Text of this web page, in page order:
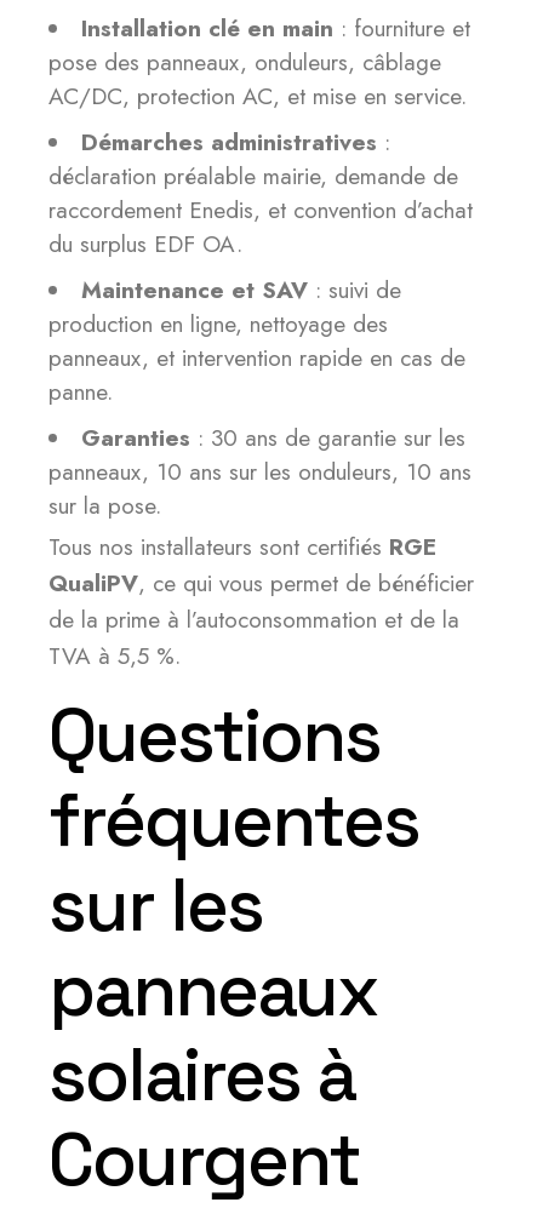
Installation clé en main : fourniture et
pose des panneaux, onduleurs, câblage
AC/DC, protection AC, et mise en service.
Démarches administratives :
déclaration préalable mairie, demande de
raccordement Enedis, et convention d’achat
du surplus EDF OA.
Maintenance et SAV : suivi de
production en ligne, nettoyage des
panneaux, et intervention rapide en cas de
panne.
Garanties : 30 ans de garantie sur les
panneaux, 10 ans sur les onduleurs, 10 ans
sur la pose.
Tous nos installateurs sont certifiés RGE
QualiPV, ce qui vous permet de bénéficier
de la prime à l’autoconsommation et de la
TVA à 5,5 %.
Questions
fréquentes
sur les
panneaux
solaires à
Courgent